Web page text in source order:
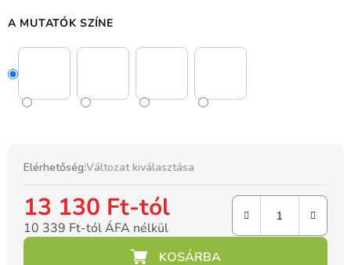
A MUTATÓK SZÍNE
Elérhetőség:Változat kiválasztása
13 130 Ft-tól
10 339 Ft-tól ÁFA nélkül